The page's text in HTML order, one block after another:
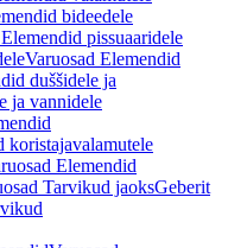
bideedele
pissuaaridele
Varuosad Elemendid
duššidele ja
ja vannidele
koristajavalamutele
Elemendid
Tarvikud jaoksGeberit